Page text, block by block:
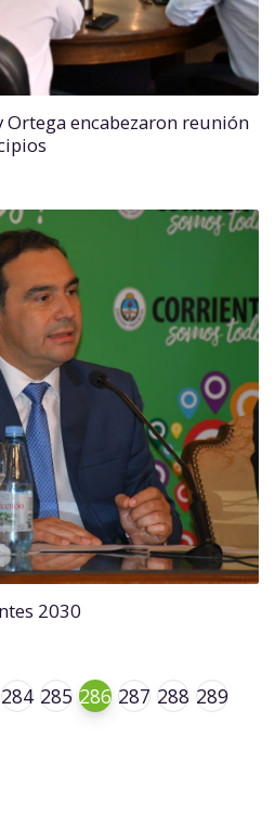
encabezaron reunión
2030
284 285 286 287 288 289